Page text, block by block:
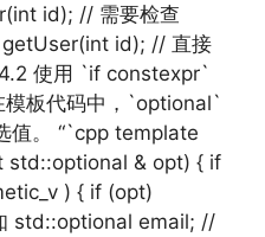
id); // 需要检查
id); // 直接
使用 `if constexpr`
板代码中，`optional`
值。 “`cpp template
std::optional & opt) { if
) { if (opt)
std::optional email; //